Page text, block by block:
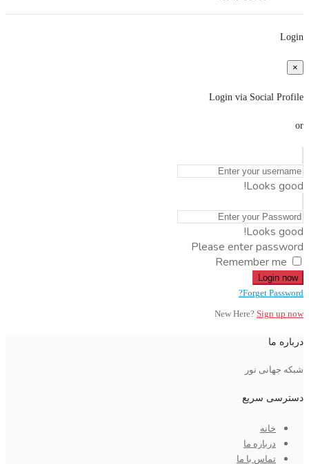
Login
×
Login via Social Profile
or
Looks good!
Looks good!
Please enter password
Remember me
Login now
Forget Password?
New Here? Sign up now
درباره ما
شبکه جهانی نور
دسترسی سریع
خانه
درباره ما
تماس با ما